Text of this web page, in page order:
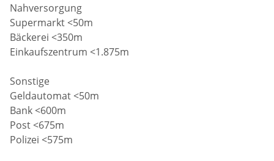
Nahversorgung
Supermarkt <50m
Bäckerei <350m
Einkaufszentrum <1.875m
Sonstige
Geldautomat <50m
Bank <600m
Post <675m
Polizei <575m